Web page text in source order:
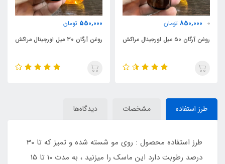
550,000
روغن آرگان ۳۰ میل اورجینال مراکش
600,000
شامپو براق کننده مخصوص
طرز استفاده مشخصات دیدگاه‌ها
طرز استفاده محصول : روی مو شسته شده و تمیز که تا 30
درصد رطوبت دارد این ماسک را میزنید ، به مدت 10 تا 15